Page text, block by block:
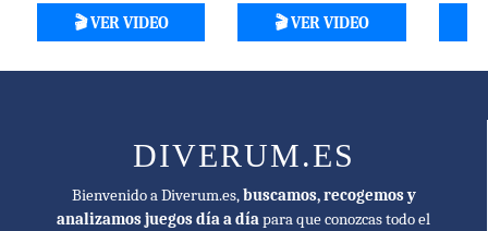
Origins Awards Best Board Game Nominee
🥇 2017
Meeples' Choice Nominee
🥇 2017
🎬 VER VIDEO 🎬 VER VIDEO
DIVERUM.ES
Bienvenido a Diverum.es,buscamos, recogemos y
analizamos juegos día a díapara que conozcas todo el